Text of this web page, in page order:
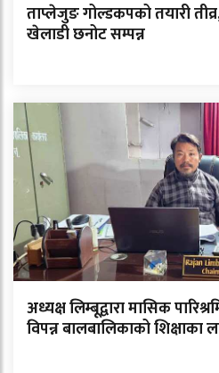
ताप्लेजुङ गोल्डकपको तयारी
खेलाडी छनोट सम्पन्न
अध्यक्ष लिम्बूद्वारा मासिक
विपन्न बालबालिकाको शिक्षाका